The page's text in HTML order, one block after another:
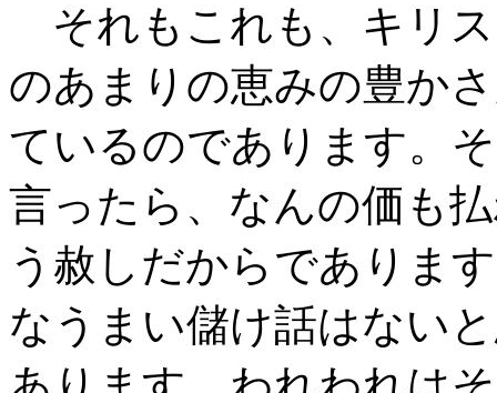
それもこれも、キリ
のあまりの恵みの豊か
ているのであります。
言ったら、なんの価も
う赦しだからでありま
なうまい儲け話はない